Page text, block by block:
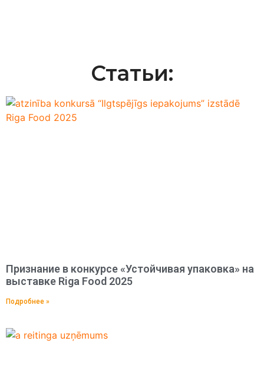
Статьи:
Признание в конкурсе «Устойчивая упаковка» на
выставке Riga Food 2025
Подробнее »